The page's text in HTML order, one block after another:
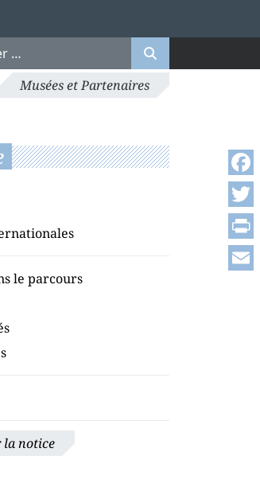
Musées et Partenaires
le parcours
notice
Print